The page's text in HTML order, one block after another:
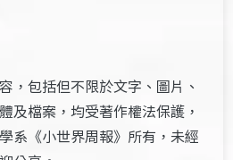
，包括但不限於文字、圖片、
及檔案，均受著作權法保護，
系《小世界周報》所有，未經